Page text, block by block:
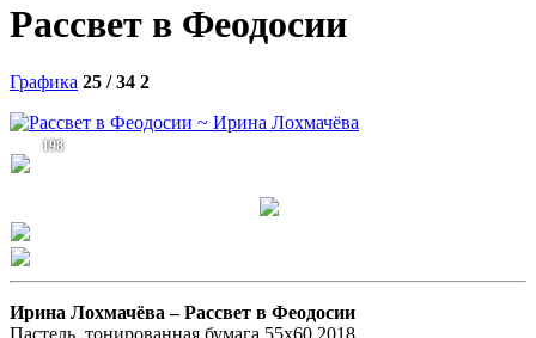
Рассвет в Феодосии
Графика 25 / 34 2
198
Ирина Лохмачёва –Рассвет в Феодосии